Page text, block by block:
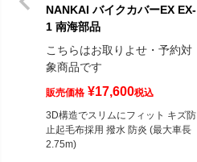
NANKAI バイクカバーEX EX-
1 南海部品
こちらはお取りよせ・予約対
象商品です
販売価格 ¥17,600税込
3D構造でスリムにフィット キズ防
止起毛布採用 撥水 防炎 (最大車長
2.75m)